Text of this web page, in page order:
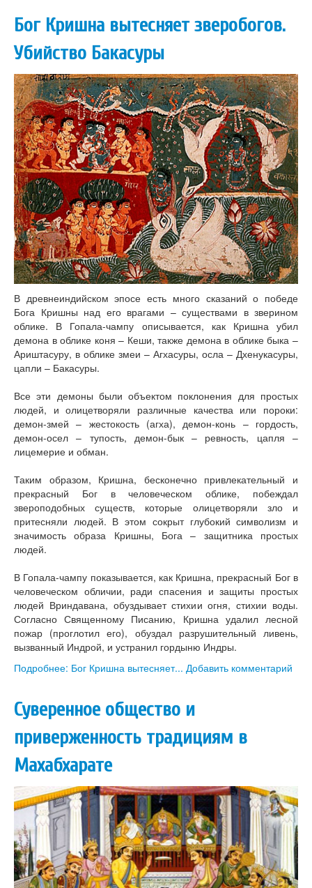
Бог Кришна вытесняет зверобогов.
Убийство Бакасуры
В древнеиндийском эпосе есть много сказаний о победе
Бога Кришны над его врагами – существами в зверином
облике. В Гопала-чампу описывается, как Кришна убил
демона в облике коня – Кеши, также демона в облике быка –
Ариштасуру, в облике змеи – Агхасуры, осла – Дхенукасуры,
цапли – Бакасуры.
Все эти демоны были объектом поклонения для простых
людей, и олицетворяли различные качества или пороки:
демон-змей – жестокость (агха), демон-конь – гордость,
демон-осел – тупость, демон-бык – ревность, цапля –
лицемерие и обман.
Таким образом, Кришна, бесконечно привлекательный и
прекрасный Бог в человеческом облике, побеждал
звероподобных существ, которые олицетворяли зло и
притесняли людей. В этом сокрыт глубокий символизм и
значимость образа Кришны, Бога – защитника простых
людей.
В Гопала-чампу показывается, как Кришна, прекрасный Бог в
человеческом обличии, ради спасения и защиты простых
людей Вриндавана, обуздывает стихии огня, стихии воды.
Согласно Священному Писанию, Кришна удалил лесной
пожар (проглотил его), обуздал разрушительный ливень,
вызванный Индрой, и устранил гордыню Индры.
Подробнее: Бог Кришна вытесняет... Добавить комментарий
Суверенное общество и
приверженность традициям в
Махабхарате